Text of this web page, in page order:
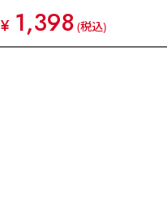
¥ 1,398 (税込)